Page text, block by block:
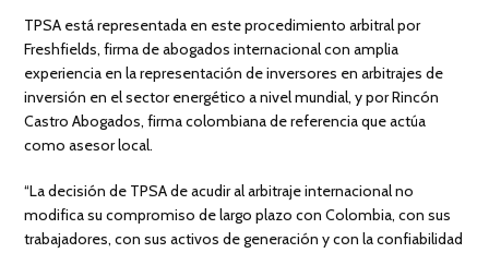
TPSA está representada en este procedimiento arbitral por
Freshfields, firma de abogados internacional con amplia
experiencia en la representación de inversores en arbitrajes de
inversión en el sector energético a nivel mundial, y por Rincón
Castro Abogados, firma colombiana de referencia que actúa
como asesor local.
“La decisión de TPSA de acudir al arbitraje internacional no
modifica su compromiso de largo plazo con Colombia, con sus
trabajadores, con sus activos de generación y con la confiabilidad